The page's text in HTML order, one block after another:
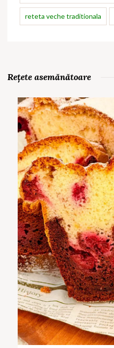
reteta veche traditionala
Rețete asemănătoare